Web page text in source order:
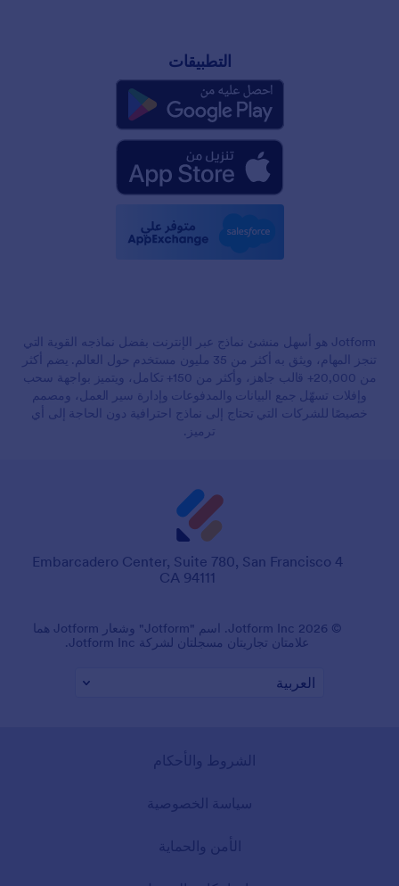
التطبيقات
Jotform هو أسهل منشئ نماذج عبر الإنترنت بفضل نماذجه القوية التي
تنجز المهام، ويثق به أكثر من 35 مليون مستخدم حول العالم. يضم أكثر
من 20,000+ قالب جاهز، وأكثر من 150+ تكامل، ويتميز بواجهة سحب
وإفلات تسهّل جمع البيانات والمدفوعات وإدارة سير العمل، ومصمم
خصيصًا للشركات التي تحتاج إلى نماذج احترافية دون الحاجة إلى أي
ترميز.
4 Embarcadero Center, Suite 780, San Francisco
CA 94111
© 2026 Jotform Inc. اسم "Jotform" وشعار Jotform هما
علامتان تجاريتان مسجلتان لشركة Jotform Inc.
الشروط والأحكام
سياسة الخصوصية
الأمن والحماية